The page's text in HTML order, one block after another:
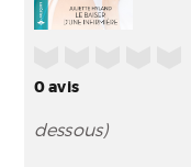
0avis
dessous)